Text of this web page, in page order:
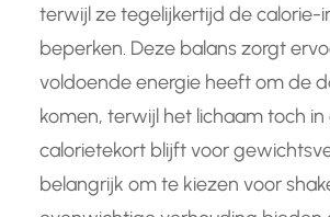
terwijl ze tegelijkertijd de calorie-
beperken. Deze balans zorgt
voldoende energie heeft om de
komen, terwijl het lichaam toch in
calorietekort blijft voor
belangrijk om te kiezen voor